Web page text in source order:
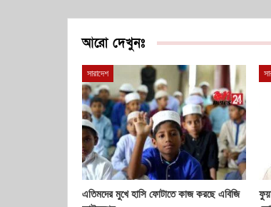
আরো দেখুনঃ
সারাদেশ
এতিমদের মুখে হাসি ফোটাতে কাজ করছে এবিজি